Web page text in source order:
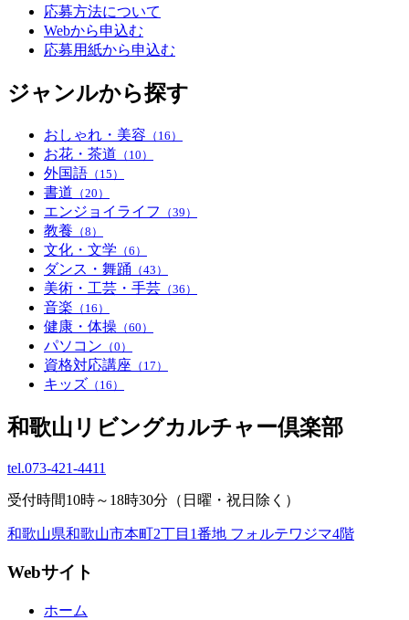
応募方法について
Webから申込む
応募用紙から申込む
ジャンルから探す
おしゃれ・美容 （16）
お花・茶道 （10）
外国語 （15）
書道 （20）
エンジョイライフ （39）
教養 （8）
文化・文学 （6）
ダンス・舞踊 （43）
美術・工芸・手芸 （36）
音楽 （16）
健康・体操 （60）
パソコン （0）
資格対応講座 （17）
キッズ （16）
和歌山リビングカルチャー倶楽部
tel.073-421-4411
受付時間10時～18時30分（日曜・祝日除く）
和歌山県和歌山市本町2丁目1番地 フォルテワジマ4階
Webサイト
ホーム